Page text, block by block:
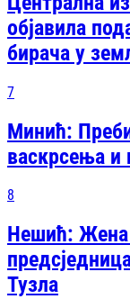
објавила
бирача у
7
Минић:
васкрсења и
8
Нешић: Жена
Тузла